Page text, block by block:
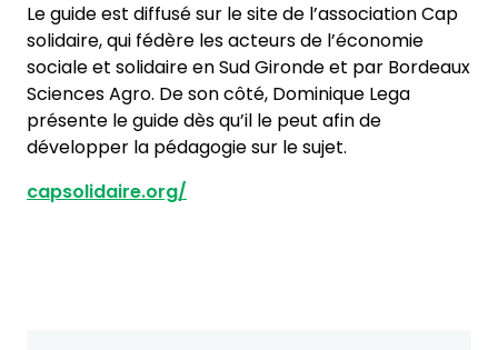
Le guide est diffusé sur le site de l’association Cap
solidaire, qui fédère les acteurs de l’économie
sociale et solidaire en Sud Gironde et par Bordeaux
Sciences Agro. De son côté, Dominique Lega
présente le guide dès qu’il le peut afin de
développer la pédagogie sur le sujet.
capsolidaire.org/